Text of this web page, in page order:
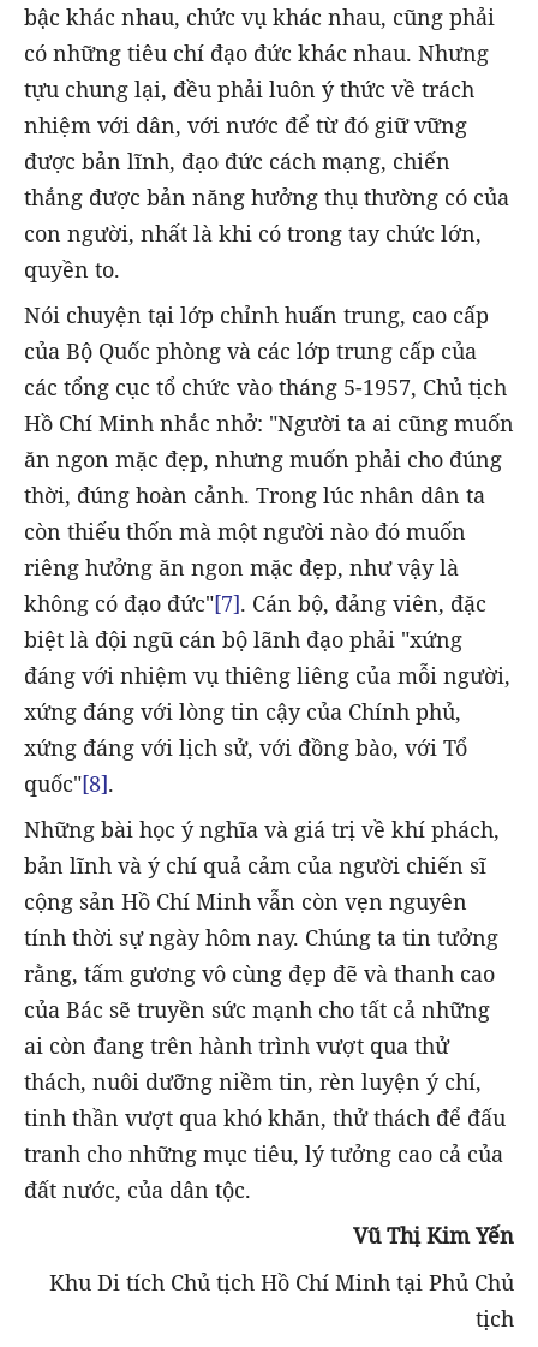
bậc khác nhau, chức vụ khác nhau, cũng phải
có những tiêu chí đạo đức khác nhau. Nhưng
tựu chung lại, đều phải luôn ý thức về trách
nhiệm với dân, với nước để từ đó giữ vững
được bản lĩnh, đạo đức cách mạng, chiến
thắng được bản năng hưởng thụ thường có của
con người, nhất là khi có trong tay chức lớn,
quyền to.
Nói chuyện tại lớp chỉnh huấn trung, cao cấp
của Bộ Quốc phòng và các lớp trung cấp của
các tổng cục tổ chức vào tháng 5-1957, Chủ tịch
Hồ Chí Minh nhắc nhở: "Người ta ai cũng muốn
ăn ngon mặc đẹp, nhưng muốn phải cho đúng
thời, đúng hoàn cảnh. Trong lúc nhân dân ta
còn thiếu thốn mà một người nào đó muốn
riêng hưởng ăn ngon mặc đẹp, như vậy là
không có đạo đức"[7]. Cán bộ, đảng viên, đặc
biệt là đội ngũ cán bộ lãnh đạo phải "xứng
đáng với nhiệm vụ thiêng liêng của mỗi người,
xứng đáng với lòng tin cậy của Chính phủ,
xứng đáng với lịch sử, với đồng bào, với Tổ
quốc"[8].
Những bài học ý nghĩa và giá trị về khí phách,
bản lĩnh và ý chí quả cảm của người chiến sĩ
cộng sản Hồ Chí Minh vẫn còn vẹn nguyên
tính thời sự ngày hôm nay. Chúng ta tin tưởng
rằng, tấm gương vô cùng đẹp đẽ và thanh cao
của Bác sẽ truyền sức mạnh cho tất cả những
ai còn đang trên hành trình vượt qua thử
thách, nuôi dưỡng niềm tin, rèn luyện ý chí,
tinh thần vượt qua khó khăn, thử thách để đấu
tranh cho những mục tiêu, lý tưởng cao cả của
đất nước, của dân tộc.
Vũ Thị Kim Yến
Khu Di tích Chủ tịch Hồ Chí Minh tại Phủ Chủ
tịch